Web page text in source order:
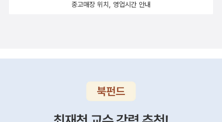
중고매장 위치, 영업시간 안내